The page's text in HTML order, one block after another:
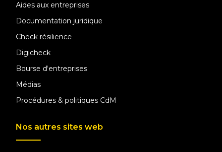
Aides aux entreprises
Documentation juridique
Check résilience
Digicheck
Bourse d'entreprises
Médias
Procédures & politiques CdM
Nos autres sites web